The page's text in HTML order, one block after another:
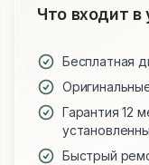
Что входит в
Бесплатная
Гарантия 12
Быстрый